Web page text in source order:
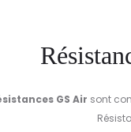
GS Air sont